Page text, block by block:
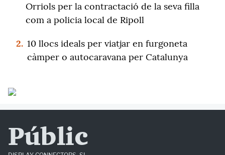
Orriols per la contractació de la seva filla
com a policia local de Ripoll
2. 10 llocs ideals per viatjar en furgoneta
càmper o autocaravana per Catalunya
Públic